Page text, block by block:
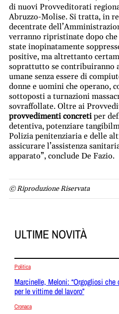
di nuovi Provveditorati
Abruzzo-Molise. Si tratta, in
decentrate
verranno ripristinate dopo
state inopinatamente
positive, ma altrettanto
soprattutto se contribuiranno
umane senza essere di
donne e uomini che operano,
sottoposti a turnazioni
sovraffollate. Oltre ai
provvedimenti concreti per
detentiva, potenziare
Polizia penitenziaria e delle
assicurare l’assistenza
apparato”, conclude De Fazio.
© Riproduzione Riservata
ULTIME NOVITÀ
Politica
Marcinelle, Meloni: “Orgogliosi
per le vittime del lavoro”
Cronaca